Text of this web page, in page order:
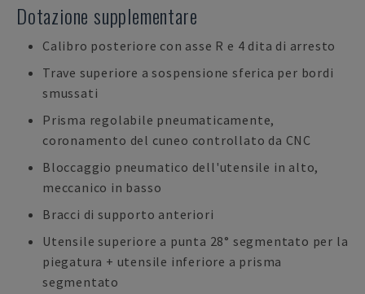
Dotazione supplementare
Calibro posteriore con asse R e 4 dita di arresto
Trave superiore a sospensione sferica per bordi
smussati
Prisma regolabile pneumaticamente,
coronamento del cuneo controllato da CNC
Bloccaggio pneumatico dell'utensile in alto,
meccanico in basso
Bracci di supporto anteriori
Utensile superiore a punta 28° segmentato per la
piegatura + utensile inferiore a prisma
segmentato